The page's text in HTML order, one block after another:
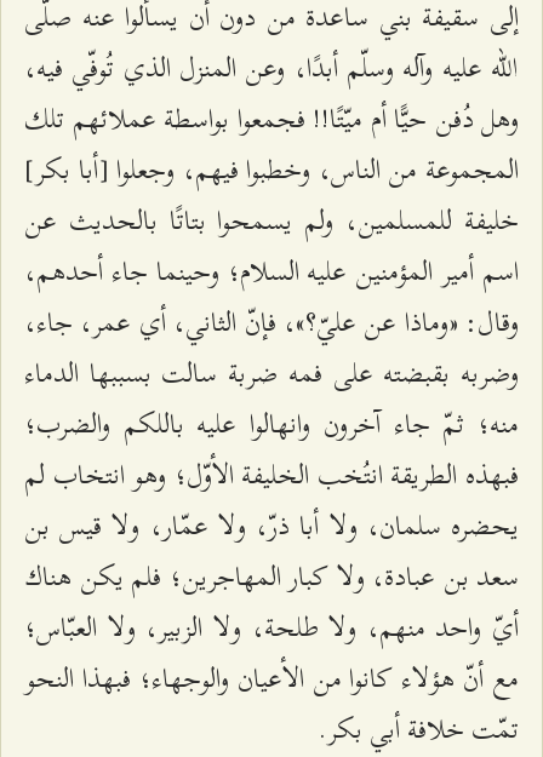
إلى سقيفة بني ساعدة من دون أن يسألوا عنه صلّى
الله عليه وآله وسلّم أبدًا، وعن المنزل الذي تُوفّي فيه،
وهل دُفن حيًّا أم ميّتًا!! فجمعوا بواسطة عملائهم تلك
المجموعة من الناس، وخطبوا فيهم، وجعلوا [أبا بكر]
خليفة للمسلمين، ولم يسمحوا بتاتًا بالحديث عن
اسم أمير المؤمنين عليه السلام؛ وحينما جاء أحدهم،
وقال: «وماذا عن عليّ؟»، فإنّ الثاني، أي عمر، جاء،
وضربه بقبضته على فمه ضربة سالت بسببها الدماء
منه؛ ثمّ جاء آخرون وانهالوا عليه باللكم والضرب؛
فبهذه الطريقة انتُخب الخليفة الأوّل؛ وهو انتخاب لم
يحضره سلمان، ولا أبا ذرّ، ولا عمّار، ولا قيس بن
سعد بن عبادة، ولا كبار المهاجرين؛ فلم يكن هناك
أيّ واحد منهم، ولا طلحة، ولا الزبير، ولا العبّاس؛
مع أنّ هؤلاء كانوا من الأعيان والوجهاء؛ فبهذا النحو
تمّت خلافة أبي بكر.